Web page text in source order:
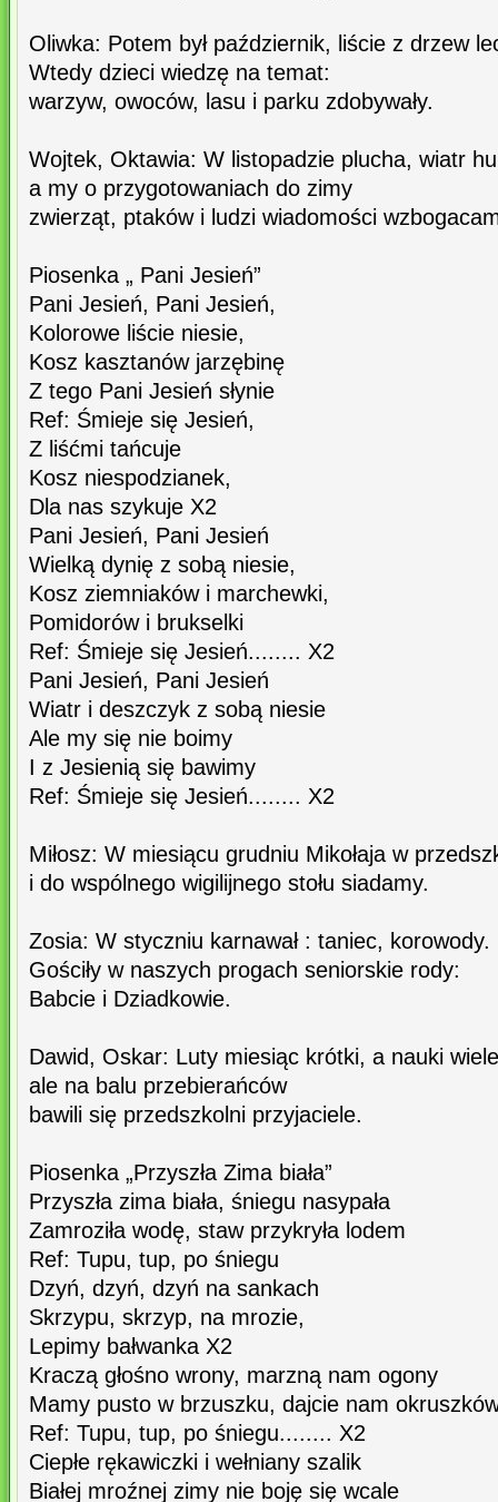
Oliwka: Potem był październik, liście z drzew
Wtedy dzieci wiedzę na temat:
warzyw, owoców, lasu i parku zdobywały.
Wojtek, Oktawia: W listopadzie plucha, wiatr
a my o przygotowaniach do zimy
zwierząt, ptaków i ludzi wiadomości
Piosenka „ Pani Jesień”
Pani Jesień, Pani Jesień,
Kolorowe liście niesie,
Kosz kasztanów jarzębinę
Z tego Pani Jesień słynie
Ref: Śmieje się Jesień,
Z liśćmi tańcuje
Kosz niespodzianek,
Dla nas szykuje X2
Pani Jesień, Pani Jesień
Wielką dynię z sobą niesie,
Kosz ziemniaków i marchewki,
Pomidorów i brukselki
Ref: Śmieje się Jesień........ X2
Pani Jesień, Pani Jesień
Wiatr i deszczyk z sobą niesie
Ale my się nie boimy
I z Jesienią się bawimy
Ref: Śmieje się Jesień........ X2
Miłosz: W miesiącu grudniu Mikołaja w
i do wspólnego wigilijnego stołu siadamy.
Zosia: W styczniu karnawał : taniec, korowody.
Gościły w naszych progach seniorskie rody:
Babcie i Dziadkowie.
Dawid, Oskar: Luty miesiąc krótki, a nauki
ale na balu przebierańców
bawili się przedszkolni przyjaciele.
Piosenka „Przyszła Zima biała”
Przyszła zima biała, śniegu nasypała
Zamroziła wodę, staw przykryła lodem
Ref: Tupu, tup, po śniegu
Dzyń, dzyń, dzyń na sankach
Skrzypu, skrzyp, na mrozie,
Lepimy bałwanka X2
Kraczą głośno wrony, marzną nam ogony
Mamy pusto w brzuszku, dajcie nam
Ref: Tupu, tup, po śniegu........ X2
Ciepłe rękawiczki i wełniany szalik
Białej mroźnej zimy nie boję się wcale